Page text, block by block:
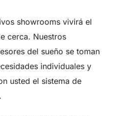
showrooms vivirá el
cerca. Nuestros
del sueño se toman
individuales y
usted el sistema de